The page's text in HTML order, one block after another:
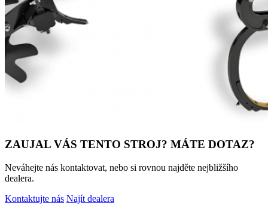
ZAUJAL VÁS TENTO STROJ? MÁTE DOTAZ?
Neváhejte nás kontaktovat, nebo si rovnou najděte nejbližšího
dealera.
Kontaktujte nás Najít dealera